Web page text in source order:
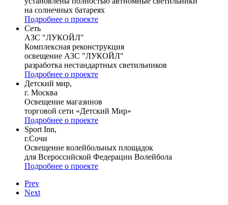
на солнечных батареях
Подробнее о проекте
Сеть
АЗС "ЛУКОЙЛ"
Комплексная реконструкция
освещение АЗС "ЛУКОЙЛ"
разработка нестандартных светильников
Подробнее о проекте
Детский мир,
г. Москва
Освещение магазинов
торговой сети «Детский Мир»
Подробнее о проекте
Sport Inn,
г.Сочи
Освещение волейбольных площадок
для Всероссийской Федерации Волейбола
Подробнее о проекте
Prev
Next